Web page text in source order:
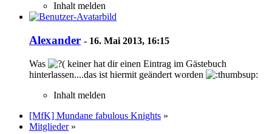
Inhalt melden
Alexander - 16. Mai 2013, 16:15
Was
keiner hat dir einen Eintrag im Gästebuch
hinterlassen....das ist hiermit geändert worden
Inhalt melden
[MfK] Mundane fabulous Knights »
Mitglieder »